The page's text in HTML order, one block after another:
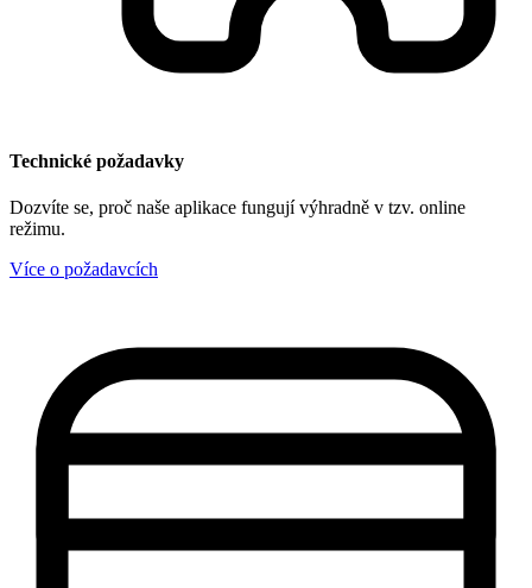
Technické požadavky
Dozvíte se, proč naše aplikace fungují výhradně v tzv. online
režimu.
Více o požadavcích